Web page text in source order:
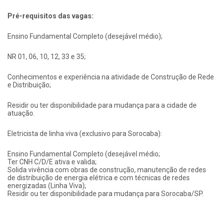
Pré-requisitos das vagas:
Ensino Fundamental Completo (desejável médio);
NR 01, 06, 10, 12, 33 e 35;
Conhecimentos e experiência na atividade de Construção de Rede
e Distribuição;
Residir ou ter disponibilidade para mudança para a cidade de
atuação.
Eletricista de linha viva (exclusivo para Sorocaba):
Ensino Fundamental Completo (desejável médio;
Ter CNH C/D/E ativa e valida;
Solida vivência com obras de construção, manutenção de redes
de distribuição de energia elétrica e com técnicas de redes
energizadas (Linha Viva);
Residir ou ter disponibilidade para mudança para Sorocaba/SP.